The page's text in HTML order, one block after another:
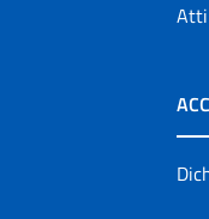
Atti